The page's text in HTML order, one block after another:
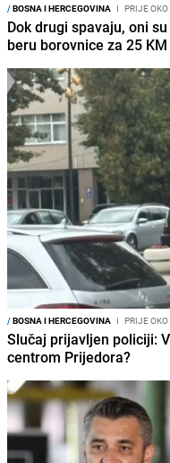
/BOSNA I HERCEGOVINA I PRIJE
Dok drugi spavaju, oni
beru borovnice za 25
/BOSNA I HERCEGOVINA I PRIJE
Slučaj prijavljen policiji:
centrom Prijedora?